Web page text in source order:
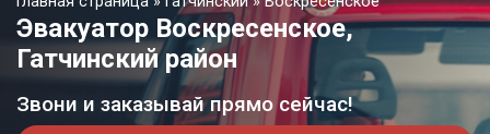
Эвакуатор Воскресенское,
Гатчинский район
Звони и заказывай прямо сейчас!